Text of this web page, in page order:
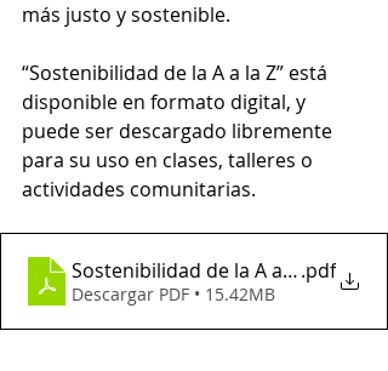
más justo y sostenible.
“Sostenibilidad de la A a la Z” está
disponible en formato digital, y
puede ser descargado libremente
para su uso en clases, talleres o
actividades comunitarias.
Sostenibilidad de la A a la Z.pdf
Descargar PDF • 15.42MB